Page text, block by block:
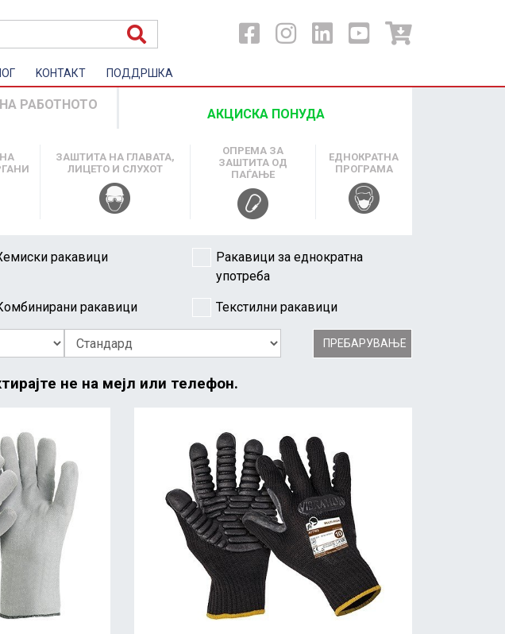
KOНТАКТ ПОДДРШКА
РАБОТНОТО
АКЦИСКА ПОНУДА
ЗАШТИТА НА ГЛАВАТА,
ЛИЦЕТО И СЛУХОТ
ОПРЕМА ЗА
ЗАШТИТА ОД
ПАЃАЊЕ
ЕДНОКРАТНА
ПРОГРАМА
ракавици
Ракавици за еднократна
употреба
ракавици Текстилни ракавици
ПРЕБАРУВАЊЕ
не на мејл или телефон.